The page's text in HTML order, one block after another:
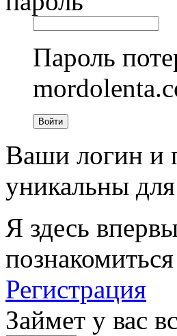
Пароль
Войти
Ваши логин и
уникальны
Я здесь
познакомиться
Регистрация
Займет у вас